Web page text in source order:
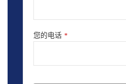
您的电话 *